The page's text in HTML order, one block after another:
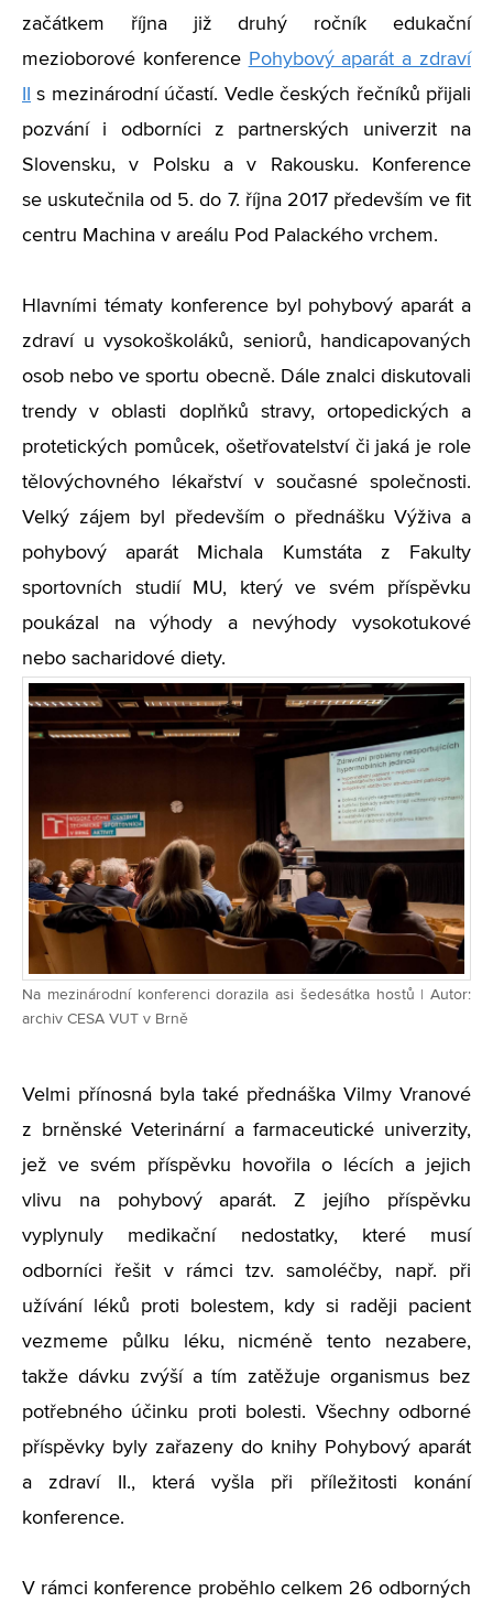
začátkem října již druhý ročník edukační
mezioborové konference Pohybový aparát a zdraví
s mezinárodní účastí. Vedle českých řečníků přijali
pozvání i odborníci z partnerských univerzit na
Slovensku, v Polsku a v Rakousku. Konference
se uskutečnila od 5. do 7. října 2017 především ve fit
centru Machina v areálu Pod Palackého vrchem.
Hlavními tématy konference byl pohybový aparát a
zdraví u vysokoškoláků, seniorů, handicapovaných
osob nebo ve sportu obecně. Dále znalci diskutovali
trendy v oblasti doplňků stravy, ortopedických a
protetických pomůcek, ošetřovatelství či jaká je role
tělovýchovného lékařství v současné společnosti.
Velký zájem byl především o přednášku Výživa a
pohybový aparát Michala Kumstáta z Fakulty
sportovních studií MU, který ve svém příspěvku
poukázal na výhody a nevýhody vysokotukové
nebo sacharidové diety.
Na mezinárodní konferenci dorazila asi šedesátka hostů | Autor:
archiv CESA VUT v Brně
Velmi přínosná byla také přednáška Vilmy Vranové
z brněnské Veterinární a farmaceutické univerzity,
jež ve svém příspěvku hovořila o lécích a jejich
vlivu na pohybový aparát. Z jejího příspěvku
vyplynuly medikační nedostatky, které musí
odborníci řešit v rámci tzv. samoléčby, např. při
užívání léků proti bolestem, kdy si raději pacient
vezmeme půlku léku, nicméně tento nezabere,
takže dávku zvýší a tím zatěžuje organismus bez
potřebného účinku proti bolesti. Všechny odborné
příspěvky byly zařazeny do knihy Pohybový aparát
a zdraví II., která vyšla při příležitosti konání
konference.
V rámci konference proběhlo celkem 26 odborných